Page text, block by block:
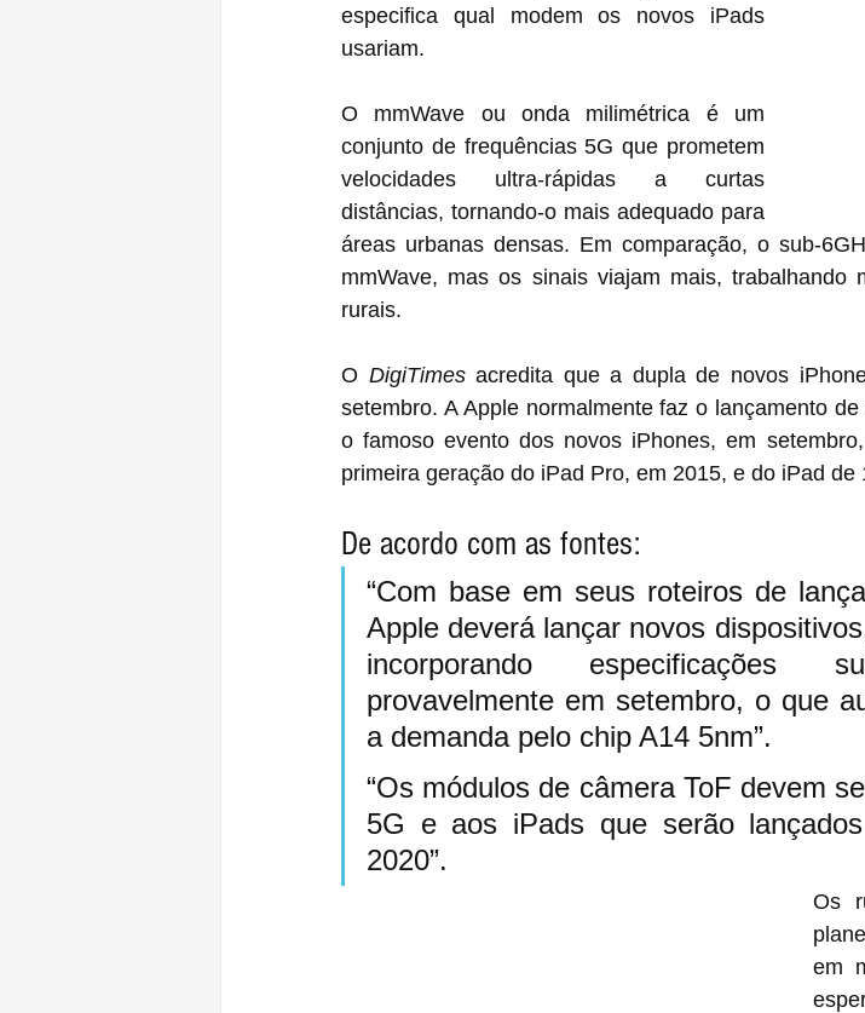
especifica qual modem os novos iPads
usariam.
O mmWave ou onda milimétrica é um
conjunto de frequências 5G que prometem
velocidades ultra-rápidas a curtas
distâncias, tornando-o mais adequado para
áreas urbanas densas. Em comparação, o sub-
mmWave, mas os sinais viajam mais, trabalhando
rurais.
O DigiTimes acredita que a dupla de novos
setembro. A Apple normalmente faz o lançamento
o famoso evento dos novos iPhones, em
primeira geração do iPad Pro, em 2015, e do iPad de
De acordo com as fontes:
“Com base em seus roteiros de
Apple deverá lançar novos
incorporando especificações
provavelmente em setembro, o que
a demanda pelo chip A14 5nm”.
“Os módulos de câmera ToF devem
5G e aos iPads que serão
2020”.
Os
em